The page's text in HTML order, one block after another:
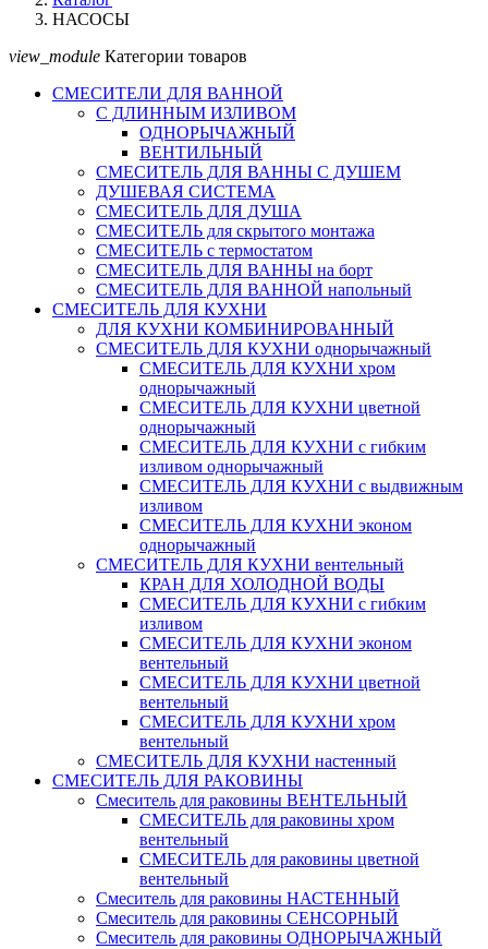
НАСОСЫ
view_module Категории товаров
СМЕСИТЕЛИ ДЛЯ ВАННОЙ
С ДЛИННЫМ ИЗЛИВОМ
ОДНОРЫЧАЖНЫЙ
ВЕНТИЛЬНЫЙ
СМЕСИТЕЛЬ ДЛЯ ВАННЫ С ДУШЕМ
ДУШЕВАЯ СИСТЕМА
СМЕСИТЕЛЬ ДЛЯ ДУША
СМЕСИТЕЛЬ для скрытого монтажа
СМЕСИТЕЛЬ с термостатом
СМЕСИТЕЛЬ ДЛЯ ВАННЫ на борт
СМЕСИТЕЛЬ ДЛЯ ВАННОЙ напольный
СМЕСИТЕЛЬ ДЛЯ КУХНИ
ДЛЯ КУХНИ КОМБИНИРОВАННЫЙ
СМЕСИТЕЛЬ ДЛЯ КУХНИ однорычажный
СМЕСИТЕЛЬ ДЛЯ КУХНИ хром
однорычажный
СМЕСИТЕЛЬ ДЛЯ КУХНИ цветной
однорычажный
СМЕСИТЕЛЬ ДЛЯ КУХНИ с гибким
изливом однорычажный
СМЕСИТЕЛЬ ДЛЯ КУХНИ с выдвижным
изливом
СМЕСИТЕЛЬ ДЛЯ КУХНИ эконом
однорычажный
СМЕСИТЕЛЬ ДЛЯ КУХНИ вентельный
КРАН ДЛЯ ХОЛОДНОЙ ВОДЫ
СМЕСИТЕЛЬ ДЛЯ КУХНИ с гибким
изливом
СМЕСИТЕЛЬ ДЛЯ КУХНИ эконом
вентельный
СМЕСИТЕЛЬ ДЛЯ КУХНИ цветной
вентельный
СМЕСИТЕЛЬ ДЛЯ КУХНИ хром
вентельный
СМЕСИТЕЛЬ ДЛЯ КУХНИ настенный
СМЕСИТЕЛЬ ДЛЯ РАКОВИНЫ
Смеситель для раковины ВЕНТЕЛЬНЫЙ
СМЕСИТЕЛЬ для раковины хром
вентельный
СМЕСИТЕЛЬ для раковины цветной
вентельный
Смеситель для раковины НАСТЕННЫЙ
Смеситель для раковины СЕНСОРНЫЙ
Смеситель для раковины ОДНОРЫЧАЖНЫЙ